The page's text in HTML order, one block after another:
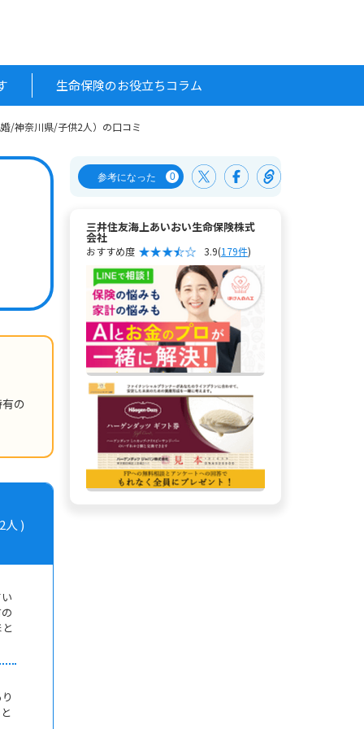
生命保険のお役立ちコラム
/神奈川県/子供2人）の口コミ
の
人 )
参考になった 0
三井住友海上あいおい生命保険株式
会社
おすすめ度 3.9(179件)